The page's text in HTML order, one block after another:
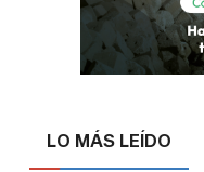
LO MÁS LEÍDO